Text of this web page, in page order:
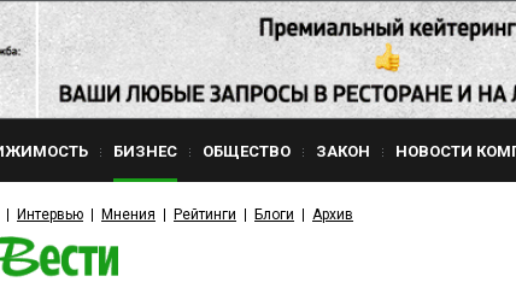
БИЗНЕС ОБЩЕСТВО ЗАКОН НОВОСТИ
Интервью Мнения Рейтинги Блоги Архив